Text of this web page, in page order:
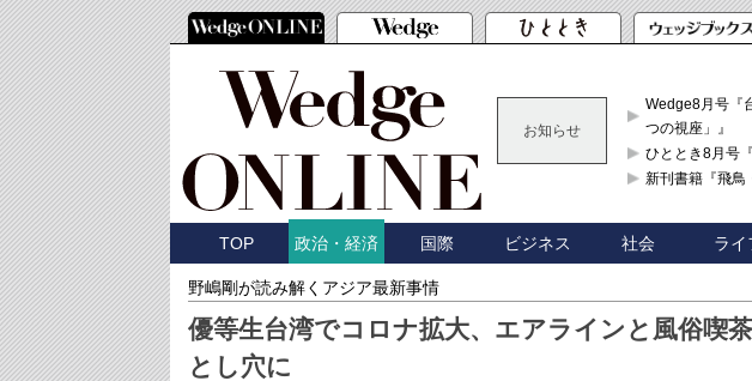
お知らせ
Wedge8月号『
つの視座」』
ひととき8月号
新刊書籍『飛鳥
TOP 政治・経済 国際 ビジネス 社会 ライ
野嶋剛が読み解くアジア最新事情
優等生台湾でコロナ拡大、エアラインと風俗喫
とし穴に